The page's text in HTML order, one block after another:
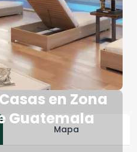
en Zona
Guatemala
Mapa